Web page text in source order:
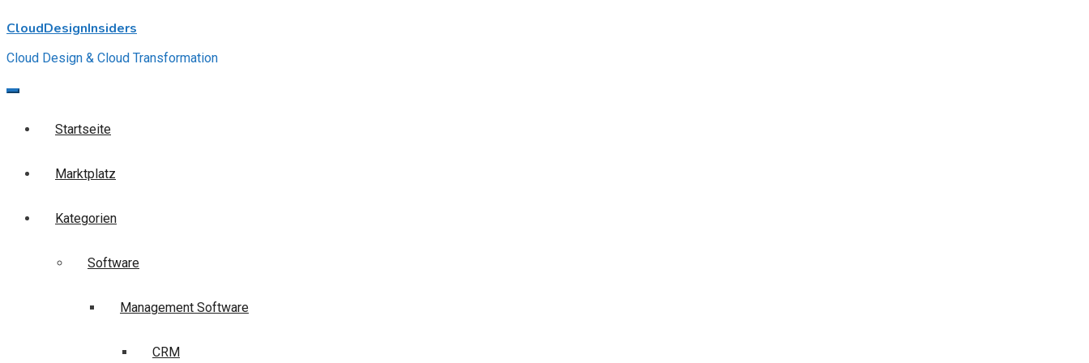
to
CloudDesignInsiders
Cloud Design & Cloud Transformation
Startseite
Marktplatz
Kategorien
Software
Management Software
CRM